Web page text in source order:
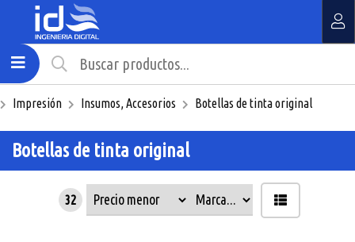
¿Tienes cupón de descuento?
Aplicar
Impresión Insumos, Accesorios Botellas de tinta original
Botellas de tinta original
32